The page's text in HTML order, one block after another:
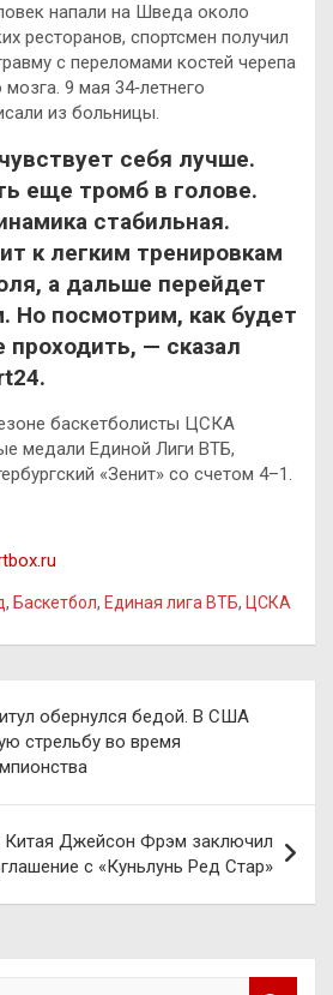
напали на Шведа около
ресторанов, спортсмен получил
с переломами костей черепа
9 мая 34‑летнего
из больницы.
себя лучше.
еще тромб в голове.
стабильная.
к легким тренировкам
а дальше перейдет
Но посмотрим, как будет
проходить, — сказал
баскетболисты ЦСКА
медали Единой Лиги ВТБ,
«Зенит» со счетом 4–1.
, Баскетбол, Единая лига ВТБ, ЦСКА
обернулся бедой. В США
стрельбу во время
Китая Джейсон Фрэм заключил
с «Куньлунь Ред Стар»